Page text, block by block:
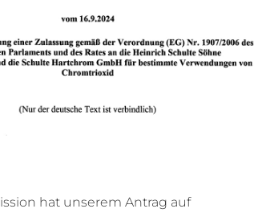
bis zu einem
Werkstücke geeignet, um
zu erreichen.
hat unserem Antrag auf